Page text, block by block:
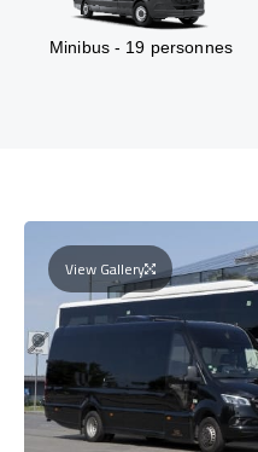
Minibus - 19 personnes
View Gallery